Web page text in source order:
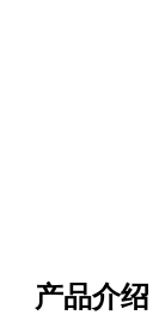
产品介绍